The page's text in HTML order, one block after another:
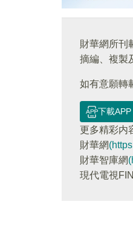
財華網所刊
摘編、複製
如有意願轉
下載APP
更多精彩内
財華網
財華智庫網
現代電視